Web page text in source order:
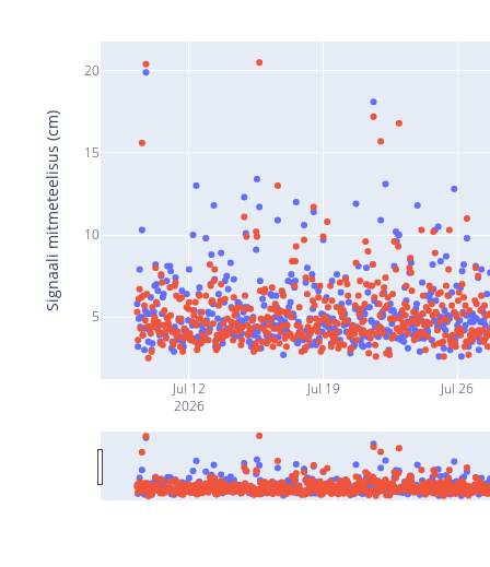
Jul 12
2026
Jul 19 Jul 26
5
10
15
20
Signaali mitmeteelisus (cm)